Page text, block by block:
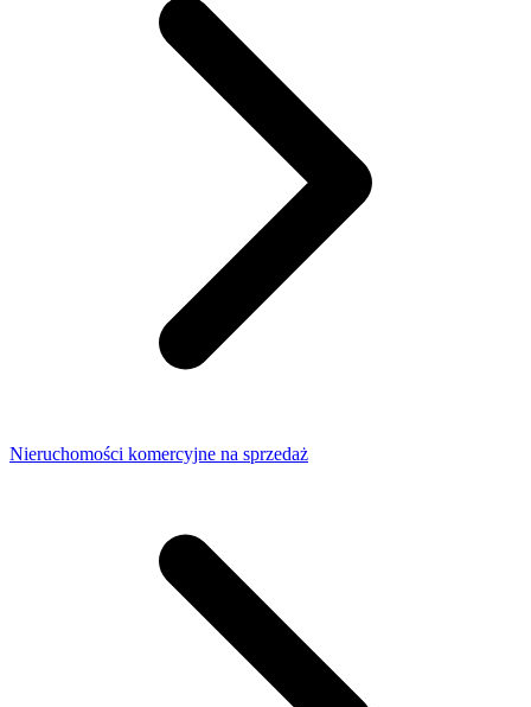
Nieruchomości komercyjne na sprzedaż